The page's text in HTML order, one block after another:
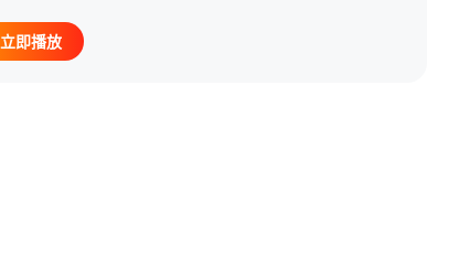
立即播放